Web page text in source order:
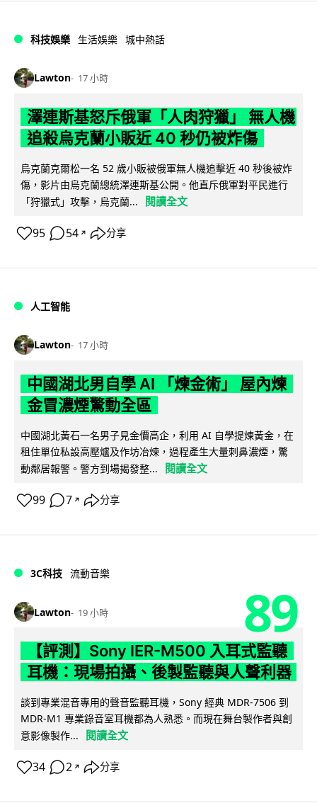
科技娛樂 生活娛樂 城中熱話
Lawton 17 小時
澤連斯基怒斥俄軍「人肉狩獵」 無人機
追殺烏克蘭小販近 40 秒仍被炸傷
烏克蘭克爾松一名 52 歲小販被俄軍無人機追擊近 40 秒後被炸
傷，影片由烏克蘭總統澤連斯基公開。他直斥俄軍對平民進行
「狩獵式」攻擊，烏克蘭...
閱讀全文
95 54 ↗ 分享
人工智能
Lawton 17 小時
中國湖北男自學 AI 「煉金術」 屋內煉
金冒濃煙驚動全區
中國湖北黃石一名男子見金價高企，利用 AI 自學提煉黃金，在
租住單位私設高壓爐及作坊冶煉，過程產生大量刺鼻濃煙，驚
動鄰居報警。警方到場揭發整...
閱讀全文
99 7 ↗ 分享
3C科技 流動音樂
Lawton 19 小時 89
【評測】Sony IER-M500 入耳式監聽
耳機：現場拍攝、後製監聽與人聲利器
談到專業混音專用的聲音監聽耳機，Sony 經典 MDR-7506 到
MDR-M1 專業錄音室耳機都為人熟悉。而現在舞台製作者與創
意影像製作...
閱讀全文
34 2 ↗ 分享